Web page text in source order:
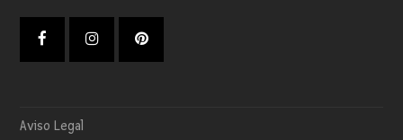
FacebookInstagramPinterest
Aviso Legal